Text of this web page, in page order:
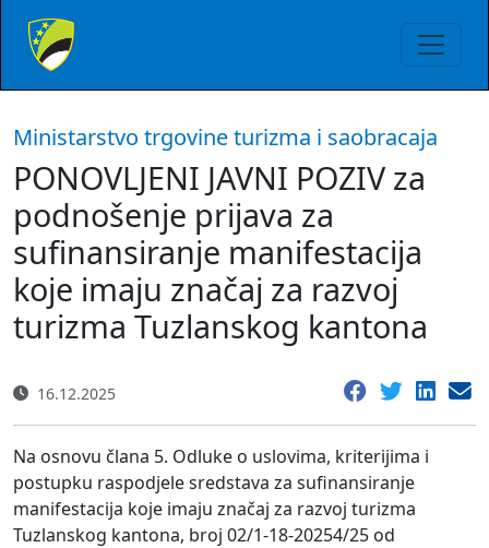
Ministarstvo trgovine turizma i saobracaja
PONOVLJENI JAVNI POZIV za
podnošenje prijava za
sufinansiranje manifestacija
koje imaju značaj za razvoj
turizma Tuzlanskog kantona
16.12.2025
Na osnovu člana 5. Odluke o uslovima, kriterijima i
postupku raspodjele sredstava za sufinansiranje
manifestacija koje imaju značaj za razvoj turizma
Tuzlanskog kantona, broj 02/1-18-20254/25 od